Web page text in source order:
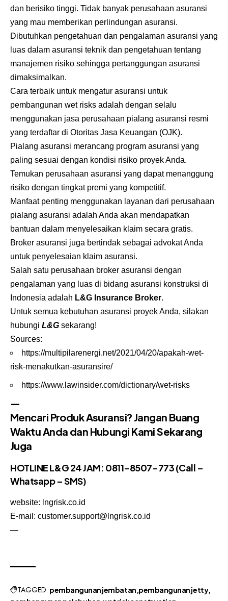
dan berisiko tinggi. Tidak banyak perusahaan asuransi
yang mau memberikan perlindungan asuransi.
Dibutuhkan pengetahuan dan pengalaman asuransi yang
luas dalam asuransi teknik dan pengetahuan tentang
manajemen risiko sehingga pertanggungan asuransi
dimaksimalkan.
Cara terbaik untuk mengatur asuransi untuk
pembangunan wet risks adalah dengan selalu
menggunakan jasa perusahaan pialang asuransi resmi
yang terdaftar di Otoritas Jasa Keuangan (OJK).
Pialang asuransi merancang program asuransi yang
paling sesuai dengan kondisi risiko proyek Anda.
Temukan perusahaan asuransi yang dapat menanggung
risiko dengan tingkat premi yang kompetitif.
Manfaat penting menggunakan layanan dari perusahaan
pialang asuransi adalah Anda akan mendapatkan
bantuan dalam menyelesaikan klaim secara gratis.
Broker asuransi juga bertindak sebagai advokat Anda
untuk penyelesaian klaim asuransi.
Salah satu perusahaan broker asuransi dengan
pengalaman yang luas di bidang asuransi konstruksi di
Indonesia adalah L&G Insurance Broker.
Untuk semua kebutuhan asuransi proyek Anda, silakan
hubungi L&G sekarang!
Sources:
https://multipilarenergi.net/2021/04/20/apakah-wet-
risk-menakutkan-asuransire/
https://www.lawinsider.com/dictionary/wet-risks
—
Mencari Produk Asuransi? Jangan Buang
Waktu Anda dan Hubungi Kami Sekarang
Juga
HOTLINE L&G 24 JAM: 0811-8507-773(Call –
Whatsapp – SMS)
website: lngrisk.co.id
E-mail: customer.support@lngrisk.co.id
—
TAGGED: pembangunan jembatan pembangunan jetty